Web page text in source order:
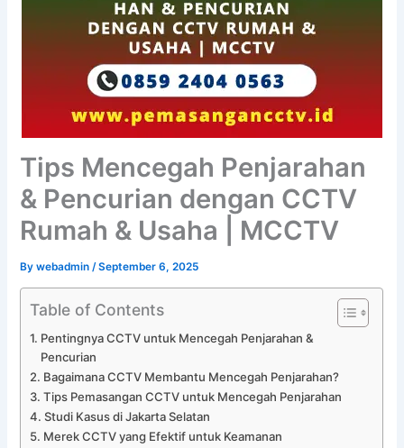
Tips Mencegah Penjarahan
& Pencurian dengan CCTV
Rumah & Usaha | MCCTV
Bywebadmin/September 6, 2025
Table of Contents
Pentingnya CCTV untuk Mencegah Penjarahan &
Pencurian
Bagaimana CCTV Membantu Mencegah Penjarahan?
Tips Pemasangan CCTV untuk Mencegah Penjarahan
Studi Kasus di Jakarta Selatan
Merek CCTV yang Efektif untuk Keamanan